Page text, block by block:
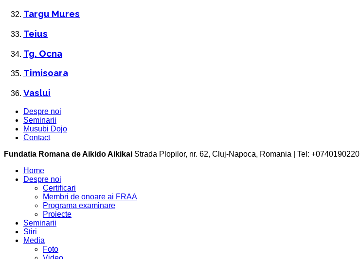
Targu Mures
Teius
Tg. Ocna
Timisoara
Vaslui
Despre noi
Seminarii
Musubi Dojo
Contact
Fundatia Romana de Aikido Aikikai Strada Plopilor, nr. 62, Cluj-Napoca, Romania | Tel: +0740190220
Home
Despre noi
Certificari
Membri de onoare ai FRAA
Programa examinare
Proiecte
Seminarii
Stiri
Media
Foto